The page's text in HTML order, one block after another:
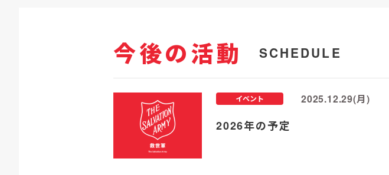
今後の活動 SCHEDULE
2026年の予定
イベント 2025.12.29(月)